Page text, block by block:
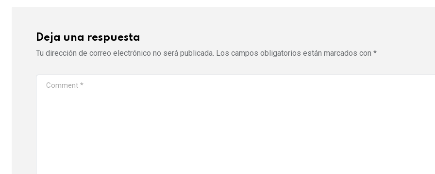
Deja una respuesta
Tu dirección de correo electrónico no será publicada. Los campos obligatorios están marcados con *